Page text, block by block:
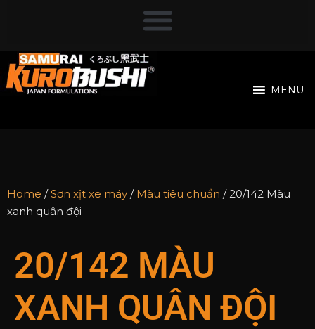
MENU
Home /Sơn xịt xe máy / Màu tiêu chuẩn / 20/142 Màu
xanh quân đội
20/142 MÀU
XANH QUÂN ĐỘI